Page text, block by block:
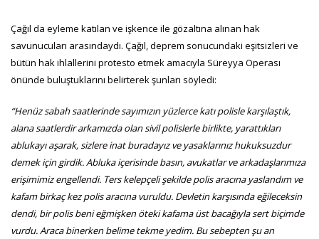
Çağıl da eyleme katılan ve işkence ile gözaltına alınan hak
savunucuları arasındaydı. Çağıl, deprem sonucundaki eşitsizleri ve
bütün hak ihlallerini protesto etmek amacıyla Süreyya Operası
önünde buluştuklarını belirterek şunları söyledi:
“Henüz sabah saatlerinde sayımızın yüzlerce katı polisle karşılaştık,
alana saatlerdir arkamızda olan sivil polislerle birlikte, yarattıkları
ablukayı aşarak, sizlere inat buradayız ve yasaklarınız hukuksuzdur
demek için girdik. Abluka içerisinde basın, avukatlar ve arkadaşlarımıza
erişimimiz engellendi. Ters kelepçeli şekilde polis aracına yaslandım ve
kafam birkaç kez polis aracına vuruldu. Devletin karşısında eğileceksin
dendi, bir polis beni eğmişken öteki kafama üst bacağıyla sert biçimde
vurdu. Araca binerken belime tekme yedim. Bu sebepten şu an